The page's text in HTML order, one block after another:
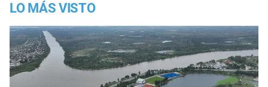
LO MÁS VISTO